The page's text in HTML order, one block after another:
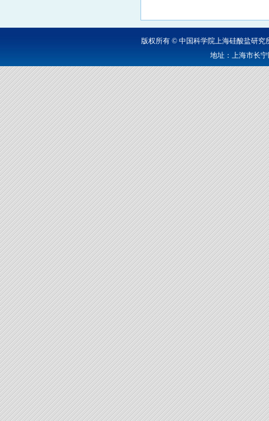
版权所有 © 中国科学院上海硅酸盐研
地址：上海市长